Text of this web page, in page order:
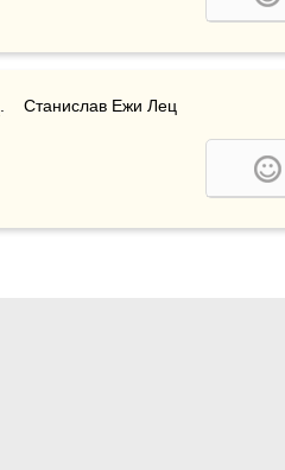
.    Станислав Ежи Лец